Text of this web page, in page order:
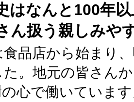
はなんと100年
ん扱う親しみや
品店から始まり
た。地元の皆さん
心で働いていま